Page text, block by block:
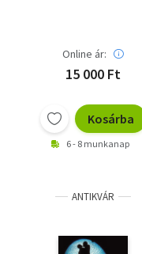
Online ár:
15 000 Ft
Kosárba
6 - 8 munkanap
ANTIKVÁR